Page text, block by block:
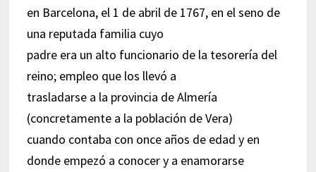
en Barcelona, el 1 de abril de 1767, en el seno de
una reputada familia cuyo
padre era un alto funcionario de la tesorería del
reino; empleo que los llevó a
trasladarse a la provincia de Almería
(concretamente a la población de Vera)
cuando contaba con once años de edad y en
donde empezó a conocer y a enamorarse